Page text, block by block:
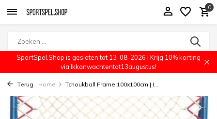
0
SportSpel.Shop is gesloten tot 13-08-2026 | Krijg 10% korting
via Ikkanwachtentot13augustus!
Terug Home Tchoukball Frame 100x100cm | I...